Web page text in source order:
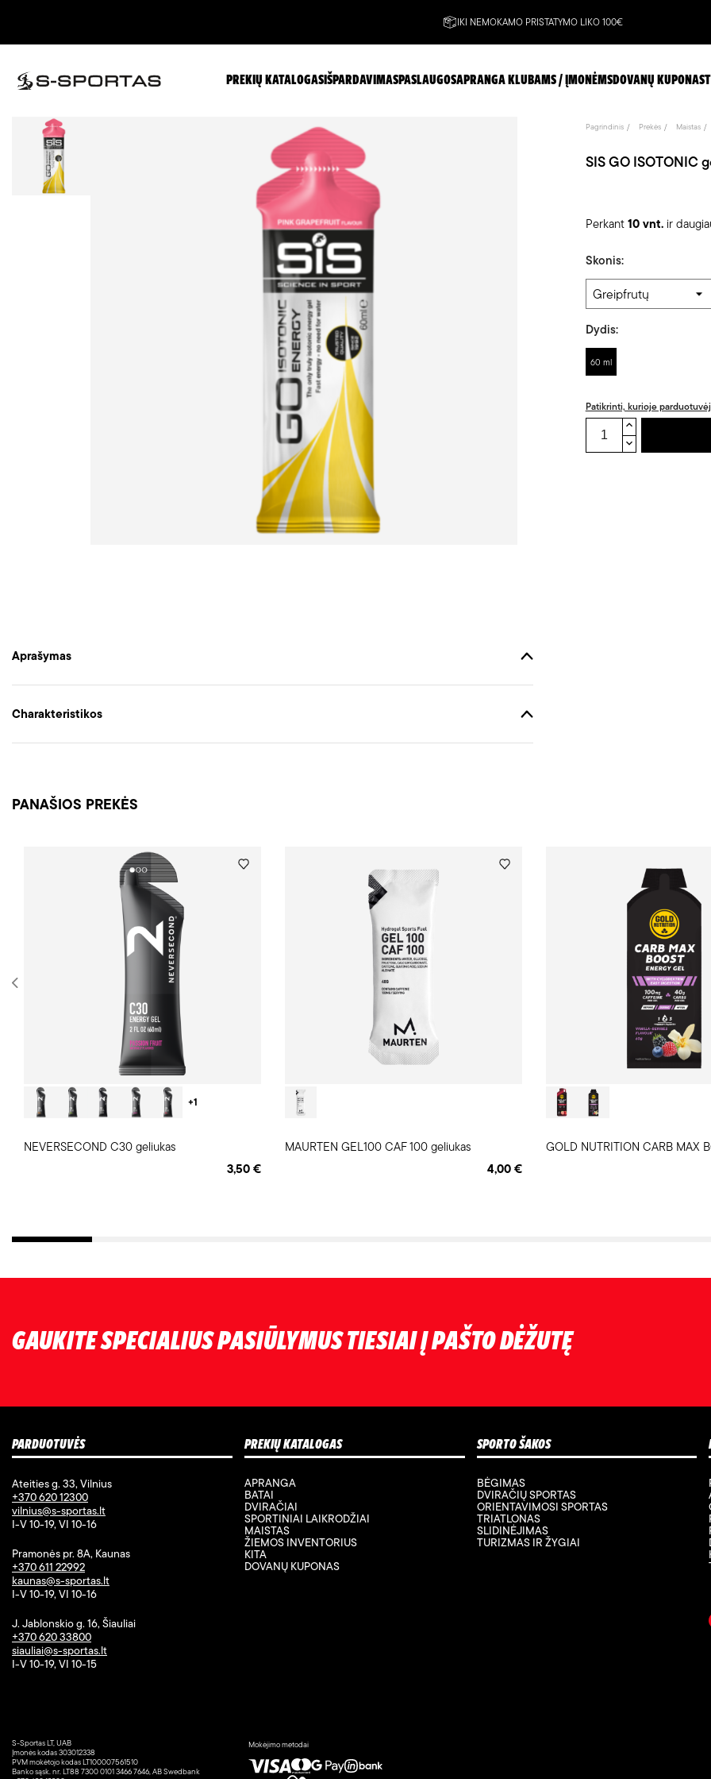
IKI NEMOKAMO PRISTATYMO LIKO 100€
PREKIŲ KATALOGASIŠPARDAVIMASPASLAUGOSAPRANGA KLUBAMS / ĮMONĖMSDOVANŲ KUPONAS
Aprašymas
Charakteristikos
Pagrindinis Prekės Maistas
SIS GO ISOTONIC
Perkant 10 vnt.ir
Skonis:
Dydis:
60 ml
Patikrinti, kurioje
PANAŠIOS PREKĖS
+1
NEVERSECOND C30 geliukas
3,50 €
MAURTEN GEL100 CAF 100 geliukas
4,00 €
GAUKITE SPECIALIUS PASIŪLYMUS TIESIAI Į PAŠTO DĖŽUTĘ
PARDUOTUVĖS
Ateities g. 33, Vilnius
+370 620 12300
vilnius@s-sportas.lt
I-V 10-19, VI 10-16
Pramonės pr. 8A, Kaunas
+370 611 22992
kaunas@s-sportas.lt
I-V 10-19, VI 10-16
J. Jablonskio g. 16, Šiauliai
+370 620 33800
siauliai@s-sportas.lt
I-V 10-19, VI 10-15
PREKIŲ KATALOGAS
APRANGA
BATAI
DVIRAČIAI
SPORTINIAI LAIKRODŽIAI
MAISTAS
ŽIEMOS INVENTORIUS
KITA
DOVANŲ KUPONAS
SPORTO ŠAKOS
BĖGIMAS
DVIRAČIŲ SPORTAS
ORIENTAVIMOSI SPORTAS
TRIATLONAS
SLIDINĖJIMAS
TURIZMAS IR ŽYGIAI
S-Sportas LT, UAB
Įmonės kodas 303012338
PVM mokėtojo kodas LT100007561510
Banko sąsk. nr. LT88 7300 0101 3466 7646, AB Swedbank
Mokėjimo metodai